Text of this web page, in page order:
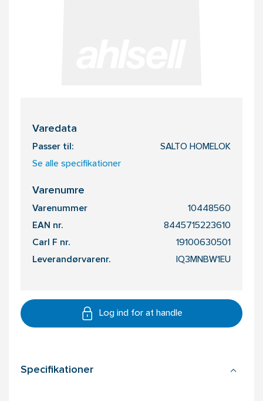
Varedata
Passer til: SALTO HOMELOK
Se alle specifikationer
Varenumre
Varenummer 10448560
EAN nr. 8445715223610
Carl F nr. 19100630501
Leverandørvarenr. IQ3MNBW1EU
Log ind for at handle
Specifikationer